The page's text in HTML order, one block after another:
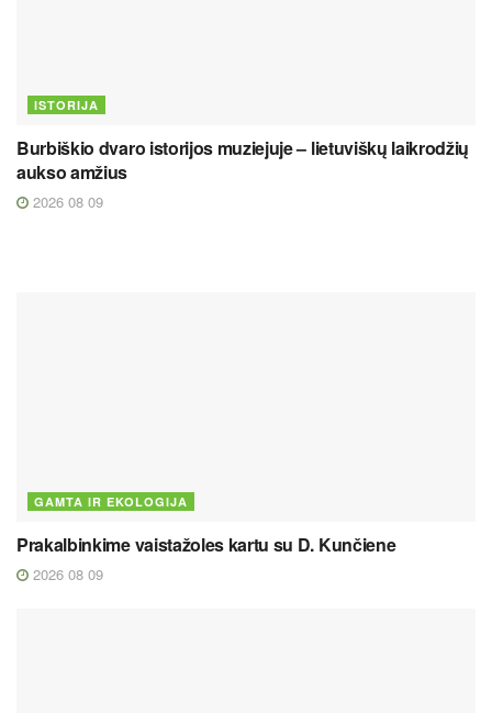
ISTORIJA
Burbiškio dvaro istorijos muziejuje – lietuviškų laikrodžių
aukso amžius
2026 08 09
GAMTA IR EKOLOGIJA
Prakalbinkime vaistažoles kartu su D. Kunčiene
2026 08 09